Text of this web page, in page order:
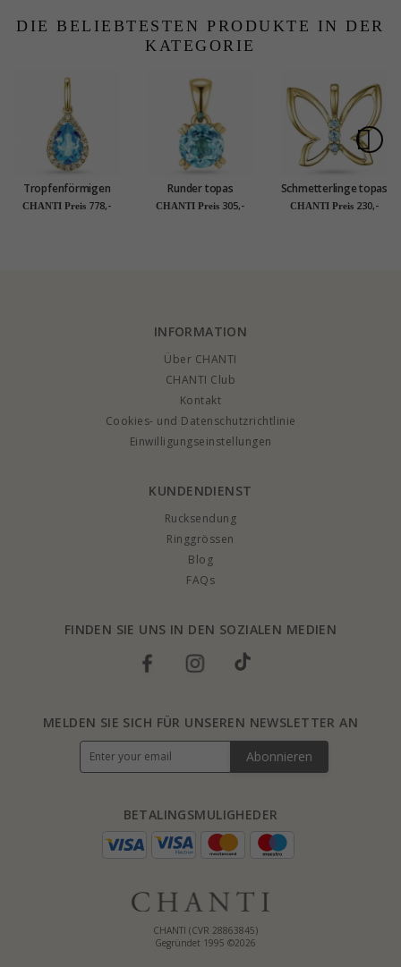
DIE BELIEBTESTEN PRODUKTE IN DER
KATEGORIE
Tropfenförmigen
Topas
CHANTI Preis 778,-
Runder topas
anhänger in 9 karat
CHANTI Preis 305,-
Schmetterlinge topas
anhänger in 9 karat
CHANTI Preis 230,-
INFORMATION
Über CHANTI
CHANTI Club
Kontakt
Cookies- und Datenschutzrichtlinie
Einwilligungseinstellungen
KUNDENDIENST
Rucksendung
Ringgrössen
Blog
FAQs
FINDEN SIE UNS IN DEN SOZIALEN MEDIEN
CHANTI (CVR 28863845)
Gegründet 1995 ©2026
BETALINGSMULIGHEDER
MELDEN SIE SICH FÜR UNSEREN NEWSLETTER AN
Abonnieren